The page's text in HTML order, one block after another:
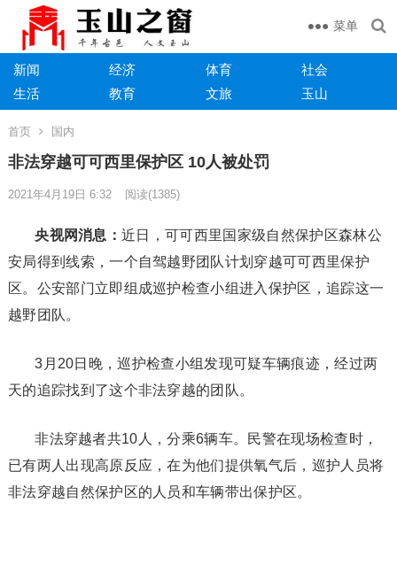
菜单
新闻 经济 体育
社会
生活
教育 文旅 玉山
首页 国内
非法穿越可可西里保护区 10人被处罚
2021年4月19日 6:32 阅读(1385)
央视网消息：近日，可可西里国家级自然保护区森林公
安局得到线索，一个自驾越野团队计划穿越可可西里保护
区。公安部门立即组成巡护检查小组进入保护区，追踪这一
越野团队。
3月20日晚，巡护检查小组发现可疑车辆痕迹，经过两
天的追踪找到了这个非法穿越的团队。
非法穿越者共10人，分乘6辆车。民警在现场检查时，
已有两人出现高原反应，在为他们提供氧气后，巡护人员将
非法穿越自然保护区的人员和车辆带出保护区。